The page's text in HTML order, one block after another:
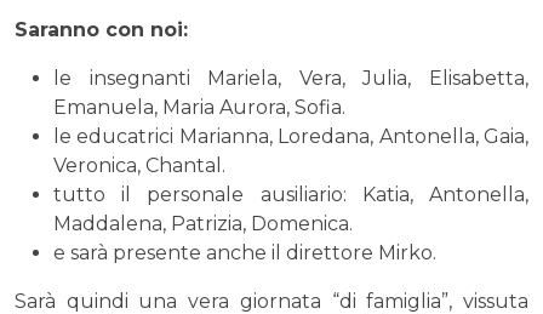
Saranno con noi:
le insegnanti Mariela, Vera, Julia, Elisabetta,
Emanuela, Maria Aurora, Sofia.
le educatrici Marianna, Loredana, Antonella, Gaia,
Veronica, Chantal.
tutto il personale ausiliario: Katia, Antonella,
Maddalena, Patrizia, Domenica.
e sarà presente anche il direttore Mirko.
Sarà quindi una vera giornata “di famiglia”, vissuta